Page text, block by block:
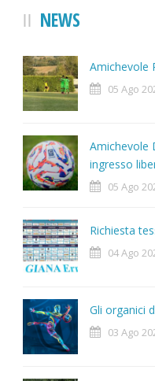
NEWS
Amichevole
05 Ago
Amichevole
ingresso
05 Ago
Richiesta
04 Ago
Gli organici
03 Ago